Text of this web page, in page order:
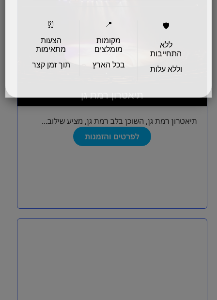
תיאטרון רמת גן
תיאטרון רמת גן, השוכן בלב רמת גן, מציע שילוב...
לפרטים והזמנות
🛡️
ללא
התחייבות
וללא עלות
📍
מקומות
מומלצים
בכל הארץ
⏰
הצעות
מתאימות
תוך זמן קצר